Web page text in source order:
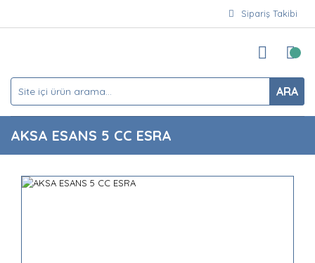
Sipariş Takibi
ARA
AKSA ESANS 5 CC ESRA